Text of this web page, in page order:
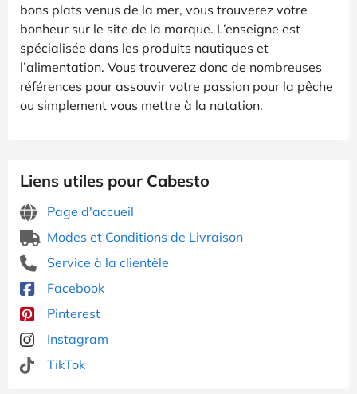
bons plats venus de la mer, vous trouverez votre
bonheur sur le site de la marque. L’enseigne est
spécialisée dans les produits nautiques et
l’alimentation. Vous trouverez donc de nombreuses
références pour assouvir votre passion pour la pêche
ou simplement vous mettre à la natation.
Liens utiles pour Cabesto
Page d'accueil
Modes et Conditions de Livraison
Service à la clientèle
Facebook
Pinterest
Instagram
TikTok